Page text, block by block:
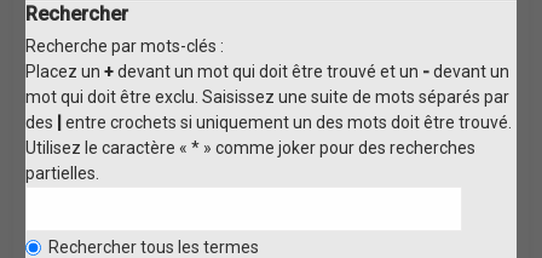
Rechercher
Recherche par mots-clés :
Placez un+devant un mot qui doit être trouvé et un -devant un
mot qui doit être exclu. Saisissez une suite de mots séparés par
des | entre crochets si uniquement un des mots doit être trouvé.
Utilisez le caractère « * » comme joker pour des recherches
partielles.
Rechercher tous les termes